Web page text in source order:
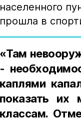
населенного
прошла в
«Там
-
каплями
показать их
классам.